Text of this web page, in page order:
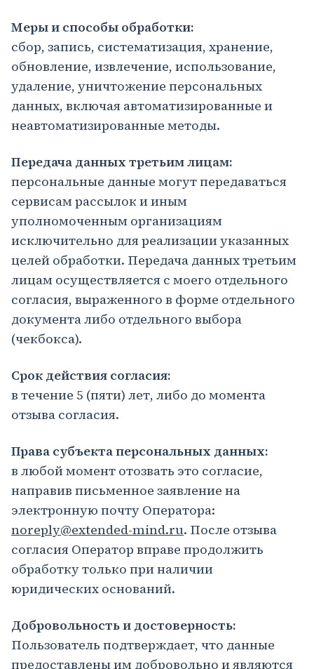
Меры и способы обработки:
сбор, запись, систематизация, хранение,
обновление, извлечение, использование,
удаление, уничтожение персональных
данных, включая автоматизированные и
неавтоматизированные методы.
Передача данных третьим лицам:
персональные данные могут передаваться
сервисам рассылок и иным
уполномоченным организациям
исключительно для реализации указанных
целей обработки. Передача данных третьим
лицам осуществляется с моего отдельного
согласия, выраженного в форме отдельного
документа либо отдельного выбора
(чекбокса).
Срок действия согласия:
в течение 5 (пяти) лет, либо до момента
отзыва согласия.
Права субъекта персональных данных:
в любой момент отозвать это согласие,
направив письменное заявление на
электронную почту Оператора:
noreply@extended-mind.ru. После отзыва
согласия Оператор вправе продолжить
обработку только при наличии
юридических оснований.
Добровольность и достоверность:
Пользователь подтверждает, что данные
предоставлены им добровольно и являются